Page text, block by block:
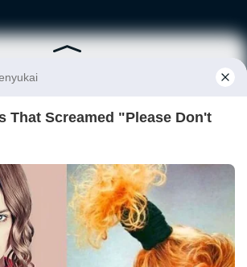
Daftar
Advertising Karier
Pedoman Media Siber
Privasi
Disclaimer
Hubungi Kami
Hak cipta dilindungi Undang-undang.